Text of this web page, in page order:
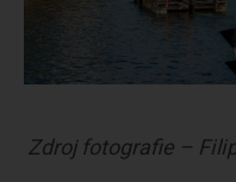
Zdroj fotografie –